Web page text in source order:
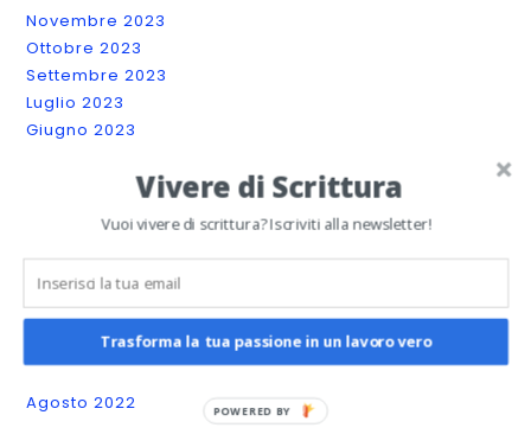
Novembre 2023
Ottobre 2023
Settembre 2023
Luglio 2023
Giugno 2023
Gennaio 2023
Dicembre 2022
Novembre 2022
Ottobre 2022
Agosto 2022
Vivere di Scrittura
Vuoi vivere di scrittura? Iscriviti alla newsletter!
Trasforma la tua passione in un lavoro vero
POWERED BY